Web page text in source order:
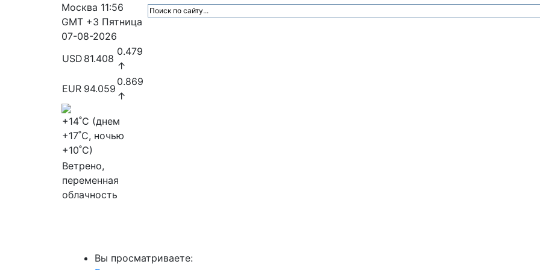
Москва 11:56
GMT +3 Пятница
07-08-2026
USD 81.408
0.479
↑
EUR 94.059
0.869
↑
+14˚C (днем
+17˚C, ночью
+10˚C)
Ветрено,
переменная
облачность
Вы просматриваете: